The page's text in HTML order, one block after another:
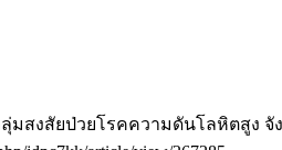
สัยป่วยโรคความดันโลหิตสูง จังห